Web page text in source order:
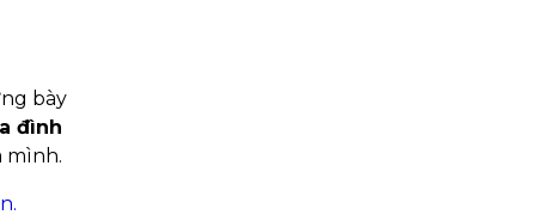
bày
đình
mình.